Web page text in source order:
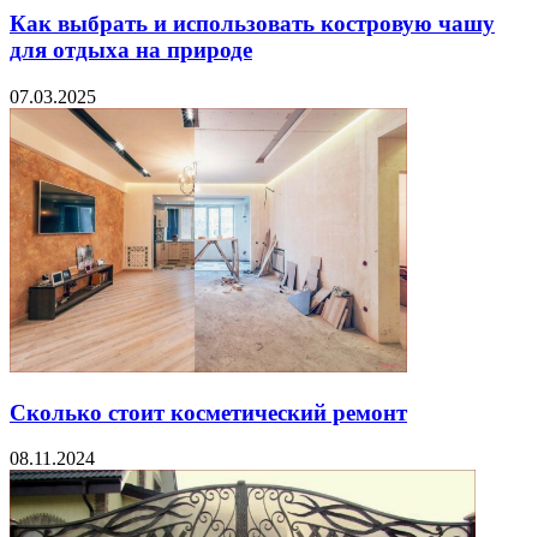
Как выбрать и использовать костровую чашу
для отдыха на природе
07.03.2025
Сколько стоит косметический ремонт
08.11.2024